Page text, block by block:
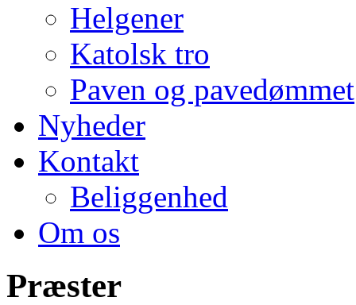
Helgener
Katolsk tro
Paven og pavedømmet
Nyheder
Kontakt
Beliggenhed
Om os
Præster